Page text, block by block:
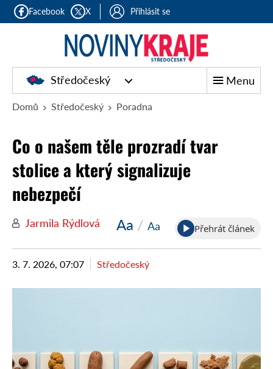
Facebook X Přihlásit se
Středočeský Menu
Domů Středočeský Poradna
Co o našem těle prozradí tvar
stolice a který signalizuje
nebezpečí
Jarmila Rýdlová Aa / Aa Přehrát článek
3. 7. 2026, 07:07 Středočeský